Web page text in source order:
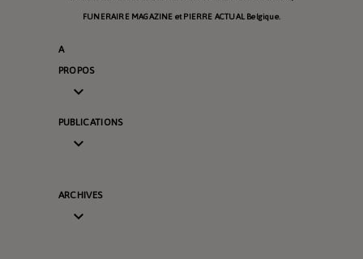
FUNERAIRE MAGAZINE et PIERRE ACTUAL Belgique.
A
PROPOS

PUBLICATIONS

ARCHIVES
